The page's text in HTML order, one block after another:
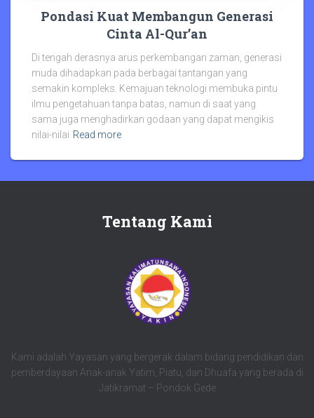
Pondasi Kuat Membangun Generasi
Cinta Al-Qur’an
Di tengah derasnya arus perkembangan zaman, generasi
muda dihadapkan pada berbagai tantangan yang
semakin kompleks. Kemajuan teknologi membuka pintu
ilmu pengetahuan tanpa batas, namun di saat yang
sama juga menghadirkan godaan yang dapat mengikis
nilai-nilai Read more
Tentang Kami
Kami adalah Yayasan yang bergerak dalam bidang pendidikan dan
pemberdayaan Anak-anak Yatim, Piatu, dan Dhuafa yang berada di
Jatikramat – Pondok Gede